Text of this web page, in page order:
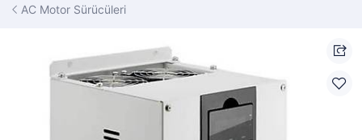
AC Motor Sürücüleri